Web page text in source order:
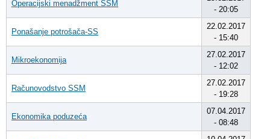
Operacijski menadžment SSM
- 20:05
Ponašanje potrošača-SS
22.02.2017
- 15:40
Mikroekonomija
27.02.2017
- 12:02
Računovodstvo SSM
27.02.2017
- 19:28
Ekonomika poduzeća
07.04.2017
- 08:48